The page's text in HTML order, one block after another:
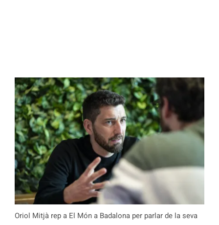
Oriol Mitjà rep a El Món a Badalona per parlar de la seva